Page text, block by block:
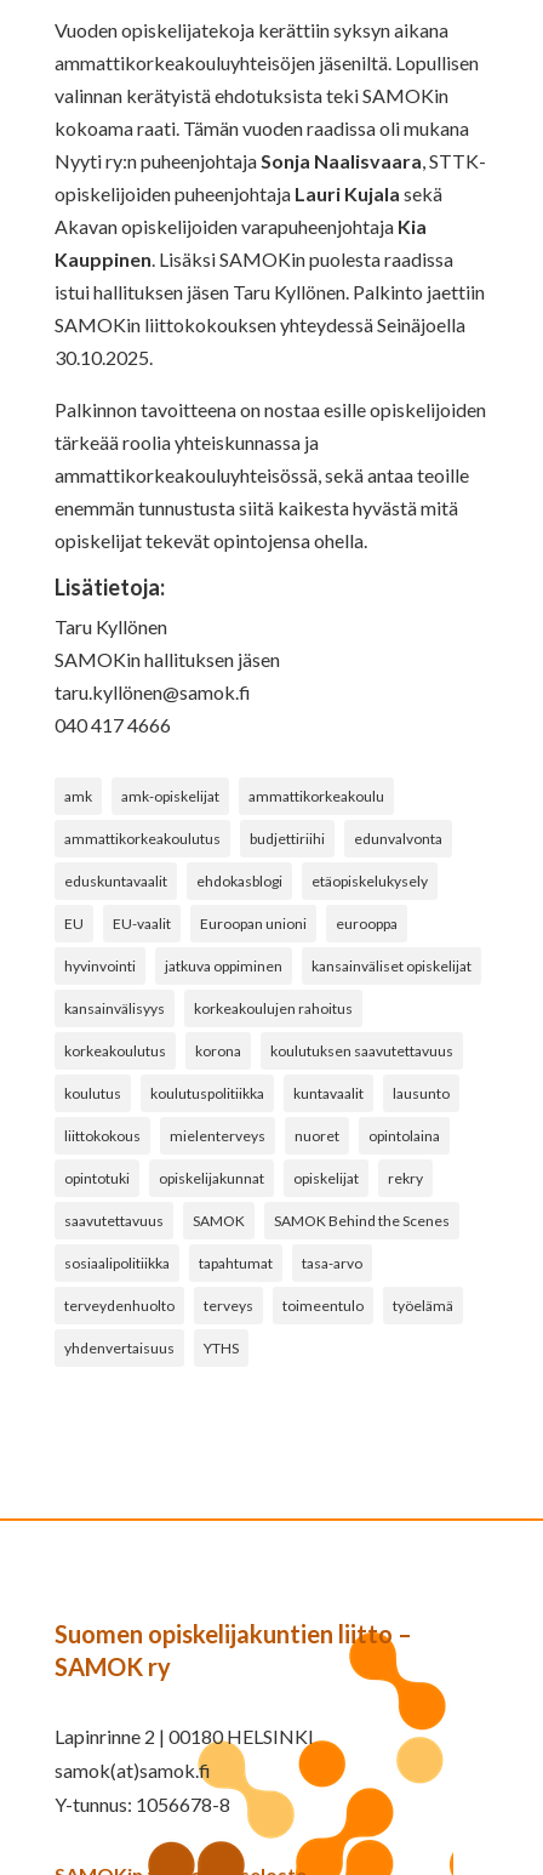
Vuoden opiskelijatekoja kerättiin syksyn aikana
ammattikorkeakouluyhteisöjen jäseniltä. Lopullisen
valinnan kerätyistä ehdotuksista teki SAMOKin
kokoama raati. Tämän vuoden raadissa oli mukana
Nyyti ry:n puheenjohtaja Sonja Naalisvaara , STTK-
opiskelijoiden puheenjohtaja Lauri Kujala sekä
Akavan opiskelijoiden varapuheenjohtaja Kia
Kauppinen . Lisäksi SAMOKin puolesta raadissa
istui hallituksen jäsen Taru Kyllönen. Palkinto jaettiin
SAMOKin liittokokouksen yhteydessä Seinäjoella
30.10.2025.
Palkinnon tavoitteena on nostaa esille opiskelijoiden
tärkeää roolia yhteiskunnassa ja
ammattikorkeakouluyhteisössä, sekä antaa teoille
enemmän tunnustusta siitä kaikesta hyvästä mitä
opiskelijat tekevät opintojensa ohella.
Lisätietoja:
Taru Kyllönen
SAMOKin hallituksen jäsen
taru.kyllönen@samok.fi
040 417 4666
amk amk-opiskelijat ammattikorkeakoulu
ammattikorkeakoulutus budjettiriihi edunvalvonta
eduskuntavaalit ehdokasblogi etäopiskelukysely
EU EU-vaalit Euroopan unioni eurooppa
hyvinvointi jatkuva oppiminen kansainväliset opiskelijat
kansainvälisyys korkeakoulujen rahoitus
korkeakoulutus korona koulutuksen saavutettavuus
koulutus koulutuspolitiikka kuntavaalit lausunto
liittokokous mielenterveys nuoret opintolaina
opintotuki opiskelijakunnat opiskelijat rekry
saavutettavuus SAMOK SAMOK Behind the Scenes
sosiaalipolitiikka tapahtumat tasa-arvo
terveydenhuolto terveys toimeentulo työelämä
yhdenvertaisuus YTHS
Suomen opiskelijakuntien liitto –
SAMOK ry
Lapinrinne 2 | 00180 HELSINKI
samok(at)samok.fi
Y-tunnus: 1056678-8